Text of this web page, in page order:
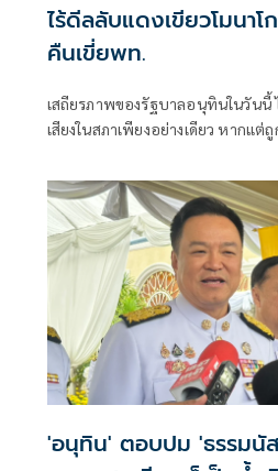
ไร้ดีลลับแดงเขียวโมนาโ
คืนเขี่ยพท.
เสถียรภาพของรัฐบาลอนุทินในวันนี้
เสียงในสภาเพียงอย่างเดียว หากแ
ข่ายอำนาจของพรรคภูมิใจไทย
'อนุทิน' ตอบปม 'ธรรมนั